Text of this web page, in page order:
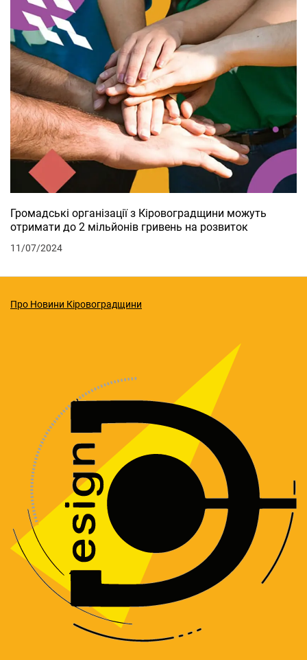
Громадські організації з Кіровоградщини можуть
отримати до 2 мільйонів гривень на розвиток
11/07/2024
Про Новини Кіровоградщини